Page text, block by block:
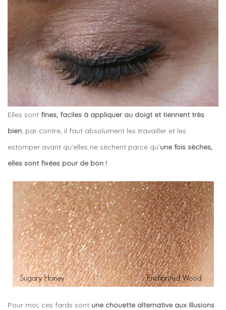
Elles sont fines, faciles à appliquer au doigt et tiennent très
bien, par contre, il faut absolument les travailler et les
estomper avant qu’elles ne sèchent parce qu’une fois sèches,
elles sont fixées pour de bon !
Pour moi, ces fards sont une chouette alternative aux Illusions